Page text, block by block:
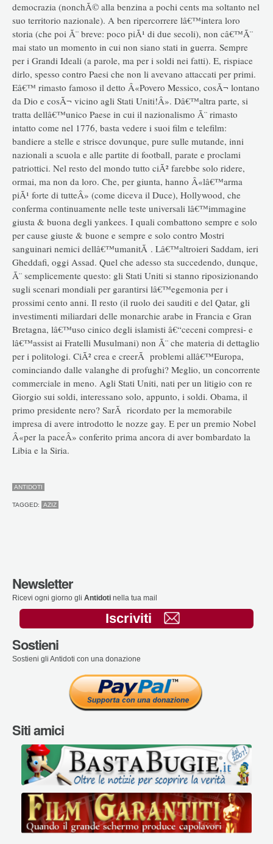
democrazia (nonchÃ© alla benzina a pochi cents ma soltanto nel
suo territorio nazionale). A ben ripercorrere lâ€™intera loro
storia (che poi Ã¨ breve: poco piÃ¹ di due secoli), non câ€™Ã¨
mai stato un momento in cui non siano stati in guerra. Sempre
per i Grandi Ideali (a parole, ma per i soldi nei fatti). E, rispiace
dirlo, spesso contro Paesi che non li avevano attaccati per primi.
Eâ€™ rimasto famoso il detto Â«Povero Messico, cosÃ¬ lontano
da Dio e cosÃ¬ vicino agli Stati Uniti!Â». Dâ€™altra parte, si
tratta dellâ€™unico Paese in cui il nazionalismo Ã¨ rimasto
intatto come nel 1776, basta vedere i suoi film e telefilm:
bandiere a stelle e strisce dovunque, pure sulle mutande, inni
nazionali a scuola e alle partite di football, parate e proclami
patriottici. Nel resto del mondo tutto ciÃ² farebbe solo ridere,
ormai, ma non da loro. Che, per giunta, hanno Â«lâ€™arma
piÃ¹ forte di tutteÂ» (come diceva il Duce), Hollywood, che
conferma continuamente nelle teste universali lâ€™immagine
giusta & buona degli yankees. I quali combattono sempre e solo
per cause giuste & buone e sempre e solo contro Mostri
sanguinari nemici dellâ€™umanitÃ . Lâ€™altroieri Saddam, ieri
Gheddafi, oggi Assad. Quel che adesso sta succedendo, dunque,
Ã¨ semplicemente questo: gli Stati Uniti si stanno riposizionando
sugli scenari mondiali per garantirsi lâ€™egemonia per i
prossimi cento anni. Il resto (il ruolo dei sauditi e del Qatar, gli
investimenti miliardari delle monarchie arabe in Francia e Gran
Bretagna, lâ€™uso cinico degli islamisti â€“ceceni compresi- e
lâ€™assist ai Fratelli Musulmani) non Ã¨ che materia di dettaglio
per i politologi. CiÃ² crea e creerÃ problemi allâ€™Europa,
cominciando dalle valanghe di profughi? Meglio, un concorrente
commerciale in meno. Agli Stati Uniti, nati per un litigio con re
Giorgio sui soldi, interessano solo, appunto, i soldi. Obama, il
primo presidente nero? SarÃ ricordato per la memorabile
impresa di avere introdotto le nozze gay. E per un premio Nobel
Â«per la paceÂ» conferito prima ancora di aver bombardato la
Libia e la Siria.
ANTIDOTI
TAGGED: AZIZ
Newsletter
Ricevi ogni giorno gli Antidoti nella tua mail
Iscriviti
Sostieni
Sostieni gli Antidoti con una donazione
Siti amici